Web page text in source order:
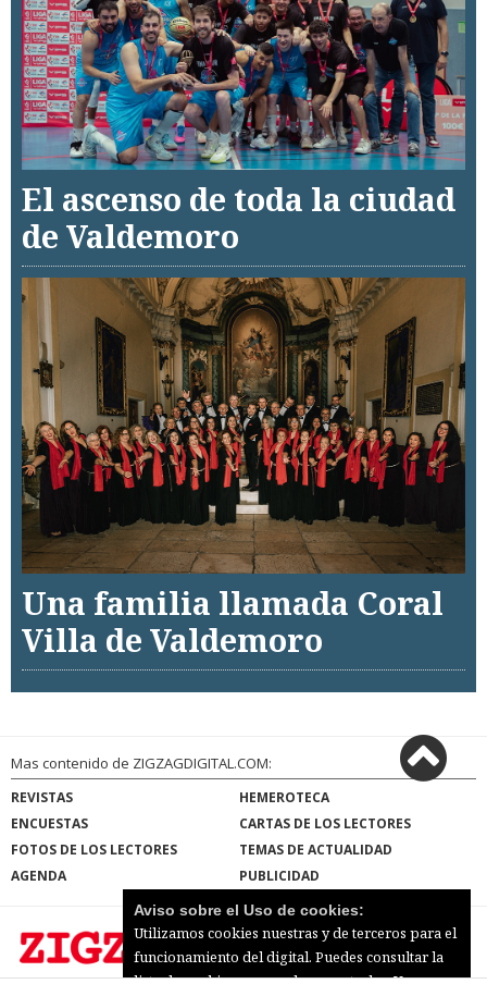
El ascenso de toda la ciudad
de Valdemoro
Una familia llamada Coral
Villa de Valdemoro
Mas contenido de ZIGZAGDIGITAL.COM:
REVISTAS
HEMEROTECA
ENCUESTAS
CARTAS DE LOS LECTORES
FOTOS DE LOS LECTORES
TEMAS DE ACTUALIDAD
AGENDA
PUBLICIDAD
Aviso sobre el Uso de cookies:
Utilizamos cookies nuestras y de terceros para el
funcionamiento del digital. Puedes consultar la